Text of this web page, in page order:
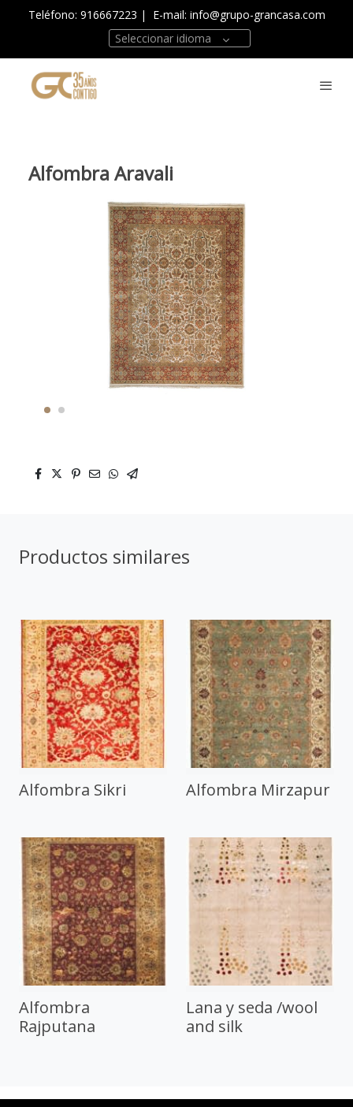
Teléfono: 916667223 | E-mail: info@grupo-grancasa.com
Seleccionar idioma
Alfombra Aravali
Productos similares
Alfombra Sikri Alfombra Mirzapur
Alfombra
Rajputana
Lana y seda /wool
and silk